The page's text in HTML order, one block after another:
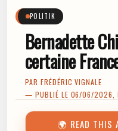
POLITIK
Bernadette
certaine
PAR FRÉDÉRIC VIGNALE
— PUBLIÉ LE 06/06/2026,
🌍 READ THIS